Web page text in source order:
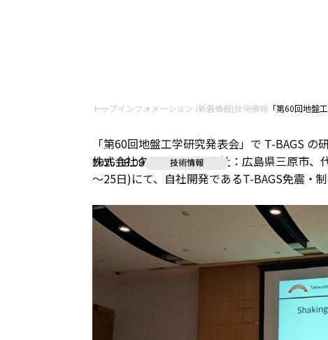
トップインフォメーション (新着情報)技術情報 「第60回地盤
2025.08.08 技術情報
「第60回地盤工学研究発表会」で T-BAGS の
株式会社タケウチ建設(本社：広島県三原市
～25日)にて、自社開発であるT-BAGS免震・